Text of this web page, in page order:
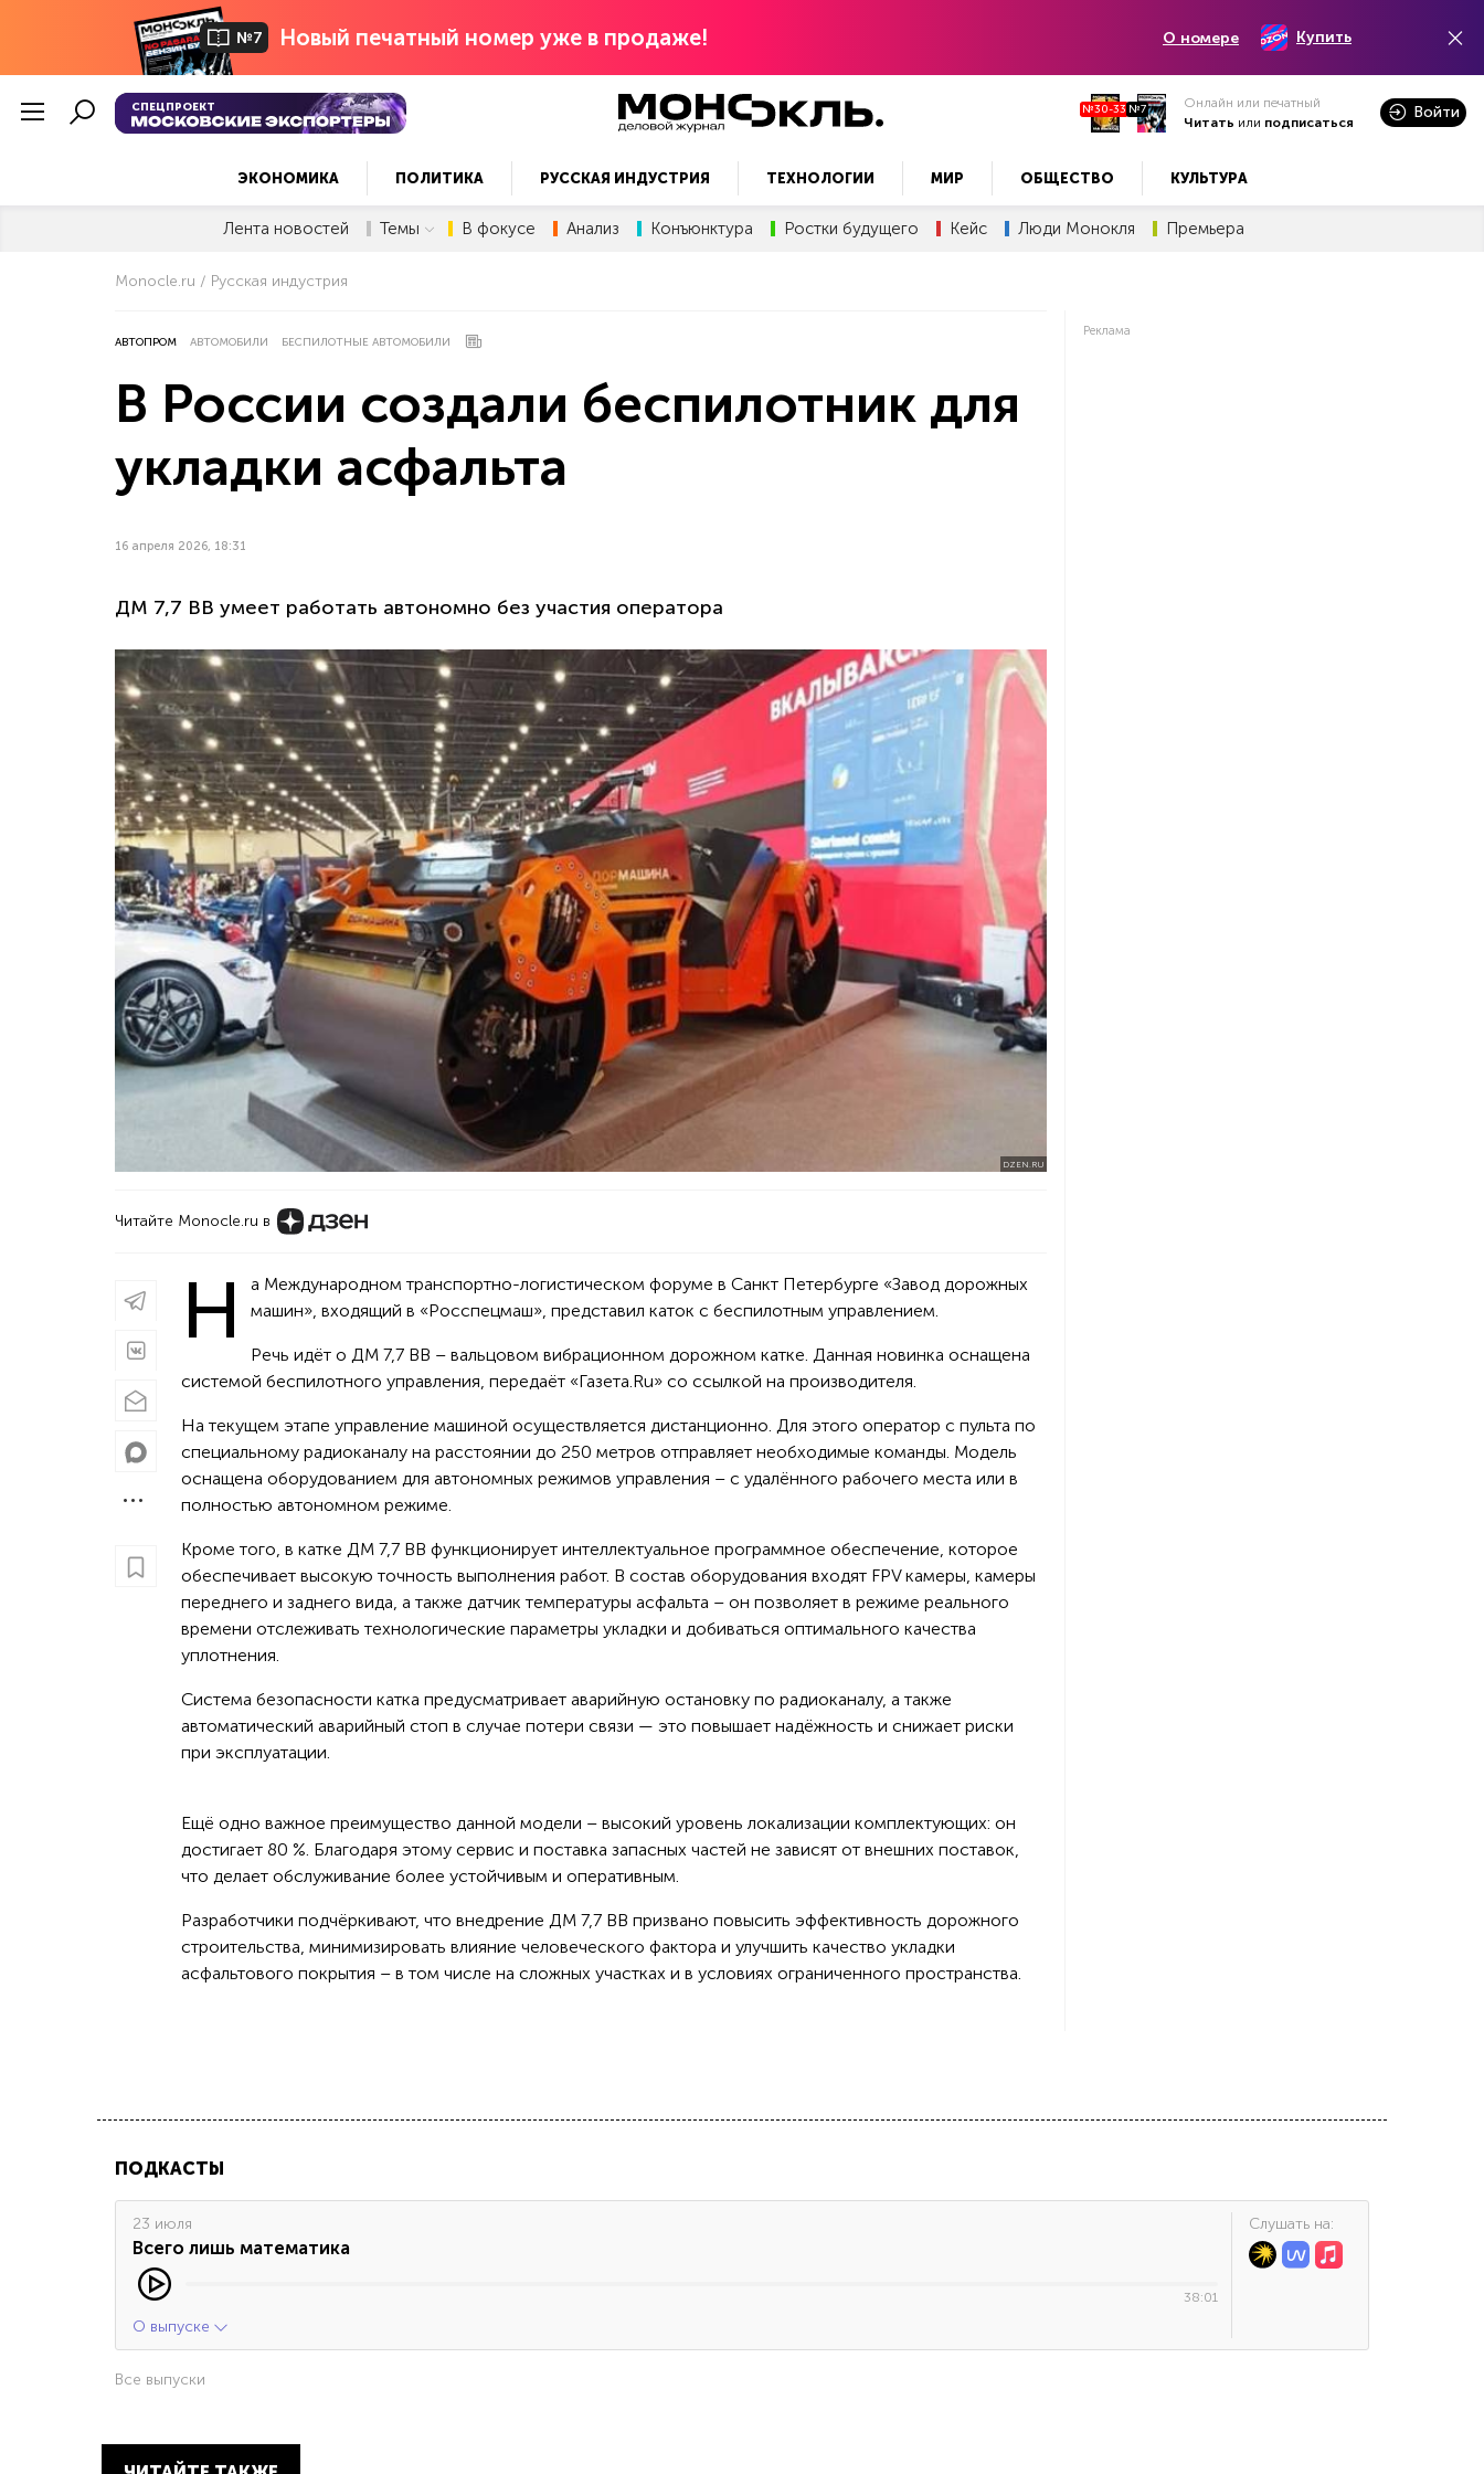
№7 Новый печатный номер уже в продаже! О номере Купить
СПЕЦПРОЕКТ №30-33 №7
Онлайн или печатный
Читать или подписаться
Войти
ЭКОНОМИКА ПОЛИТИКА РУССКАЯ ИНДУСТРИЯ ТЕХНОЛОГИИ МИР ОБЩЕСТВО КУЛЬТУРА
Лента новостей Темы В фокусе Анализ Конъюнктура Ростки будущего Кейс Люди Монокля Премьера
Monocle.ru Русская индустрия
АВТОПРОМ АВТОМОБИЛИ БЕСПИЛОТНЫЕ АВТОМОБИЛИ
В России создали беспилотник для
укладки асфальта
16 апреля 2026, 18:31
ДМ 7,7 ВВ умеет работать автономно без участия оператора
DZEN.RU
Читайте Monocle.ru в
Н
а Международном транспортно-логистическом форуме в Санкт Петербурге «Завод дорожных
машин», входящий в «Росспецмаш», представил каток с беспилотным управлением.
Речь идёт о ДМ 7,7 ВВ – вальцовом вибрационном дорожном катке. Данная новинка оснащена
системой беспилотного управления, передаёт «Газета.Ru» со ссылкой на производителя.
На текущем этапе управление машиной осуществляется дистанционно. Для этого оператор с пульта по
специальному радиоканалу на расстоянии до 250 метров отправляет необходимые команды. Модель
оснащена оборудованием для автономных режимов управления – с удалённого рабочего места или в
полностью автономном режиме.
Кроме того, в катке ДМ 7,7 ВВ функционирует интеллектуальное программное обеспечение, которое
обеспечивает высокую точность выполнения работ. В состав оборудования входят FPV камеры, камеры
переднего и заднего вида, а также датчик температуры асфальта – он позволяет в режиме реального
времени отслеживать технологические параметры укладки и добиваться оптимального качества
уплотнения.
Система безопасности катка предусматривает аварийную остановку по радиоканалу, а также
автоматический аварийный стоп в случае потери связи — это повышает надёжность и снижает риски
при эксплуатации.
Ещё одно важное преимущество данной модели – высокий уровень локализации комплектующих: он
достигает 80 %. Благодаря этому сервис и поставка запасных частей не зависят от внешних поставок,
что делает обслуживание более устойчивым и оперативным.
Разработчики подчёркивают, что внедрение ДМ 7,7 ВВ призвано повысить эффективность дорожного
строительства, минимизировать влияние человеческого фактора и улучшить качество укладки
асфальтового покрытия – в том числе на сложных участках и в условиях ограниченного пространства.
Реклама
ПОДКАСТЫ
23 июля
Всего лишь математика
38:01
О выпуске
Cлушать на:
Все выпуски